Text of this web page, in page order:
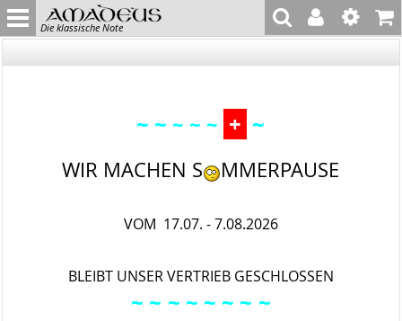
Die klassische Note
~ ~ ~ ~ ~ + ~
WIR MACHEN S MMERPAUSE
VOM 17.07. - 7.08.2026
BLEIBT UNSER VERTRIEB GESCHLOSSEN
~ ~ ~ ~ ~ ~ ~ ~